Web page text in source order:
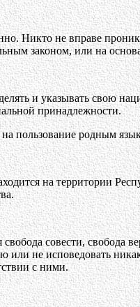
Никто не вправе
законом, или на
и указывать свою
принадлежности.
пользование родным
на территории
совести, свобода
не исповедовать
с ними.